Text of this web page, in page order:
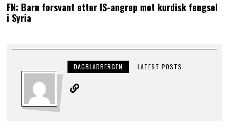
FN: Barn forsvant etter IS-angrep mot kurdisk fengsel
i Syria
DAGBLADBERGEN LATEST POSTS